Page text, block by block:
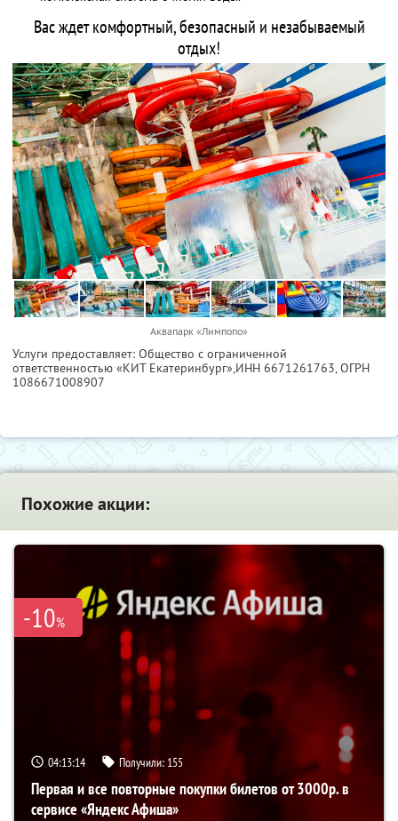
Вас ждет комфортный, безопасный и незабываемый
отдых!
Аквапарк «Лимпопо»
Услуги предоставляет: Общество с ограниченной
ответственностью «КИТ Екатеринбург»,ИНН 6671261763, ОГРН
1086671008907
Похожие акции:
-10%
04:13:14 Получили: 155
Первая и все повторные покупки билетов от 3000р. в
сервисе «Яндекс Афиша»